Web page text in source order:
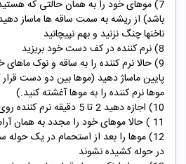
7) موهای خود را به همان حالتی که
باشد) از ریشه به سمت ساقه ها ماساز
ناخنها چنگ نزنید و بهم نپیچانید
8) نرم کننده در کف دست خود بریزید
9) حالا نرم کننده را به ساقه و نوک ماهای
پایین ماساژ دهید (موها بین دو دست قرار
موها نرم کننده را به موها آغشته کنید.)
10) اجازه دهید 2 تا 5 دقیقه نرم کننده روی موهای شما بماند
11 ) حالا موهای خود را مجدد به همان آرامی ماساژ دهید و بشوئید
12) موها را بعد از استحمام در یک
در حوله کشیده نشوند